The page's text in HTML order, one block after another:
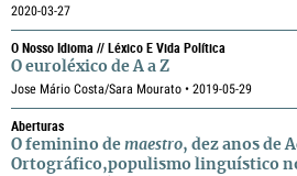
2020-03-27
O Nosso Idioma // Léxico E Vida Política
O euroléxico de A a Z
Jose Mário Costa/Sara Mourato • 2019-05-29
Aberturas
O feminino de maestro, dez anos de
Ortográfico,populismo linguístico